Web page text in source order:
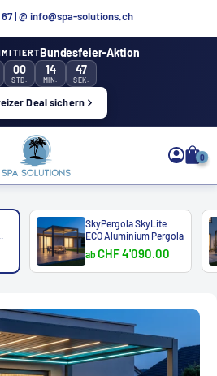
|@ info@spa-solutions.ch
Bundesfeier-Aktion
00
STD.
14
MIN.
43
SEK.
Deal sichern
Solutions
0
SkyPergola SkyLite
ECO Aluminium Pergola
ab CHF 4'090.00